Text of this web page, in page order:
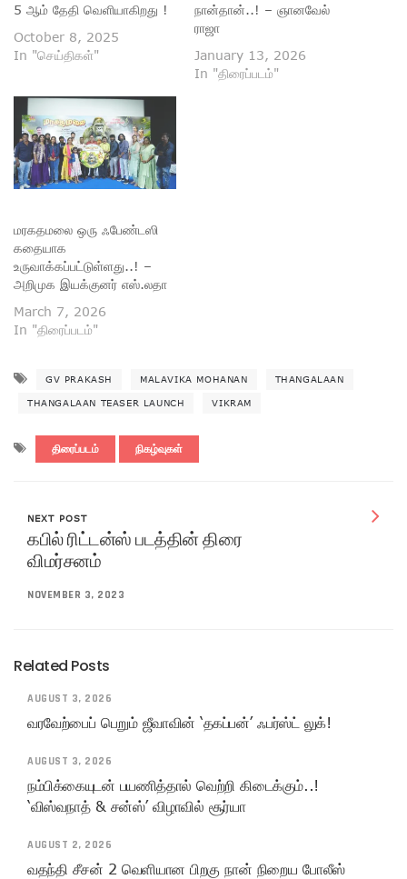
5 ஆம் தேதி வெளியாகிறது !
October 8, 2025
In "செய்திகள்"
நான்தான்..! – ஞானவேல்
ராஜா
January 13, 2026
In "திரைப்படம்"
மரகதமலை ஒரு ஃபேண்டஸி
கதையாக
உருவாக்கப்பட்டுள்ளது..! –
அறிமுக இயக்குனர் எஸ்.லதா
March 7, 2026
In "திரைப்படம்"
GV PRAKASH MALAVIKA MOHANAN THANGALAAN
THANGALAAN TEASER LAUNCH VIKRAM
திரைப்படம் நிகழ்வுகள்
NEXT POST
கபில் ரிட்டன்ஸ் படத்தின் திரை
விமர்சனம்
NOVEMBER 3, 2023
Related Posts
AUGUST 3, 2026
வரவேற்பைப் பெறும் ஜீவாவின் ‘தகப்பன்’ ஃபர்ஸ்ட் லுக்!
AUGUST 3, 2026
நம்பிக்கையுடன் பயணித்தால் வெற்றி கிடைக்கும்..!
‘விஸ்வநாத் & சன்ஸ்’ விழாவில் சூர்யா
AUGUST 2, 2026
வதந்தி சீசன் 2 வெளியான பிறகு நான் நிறைய போலீஸ்